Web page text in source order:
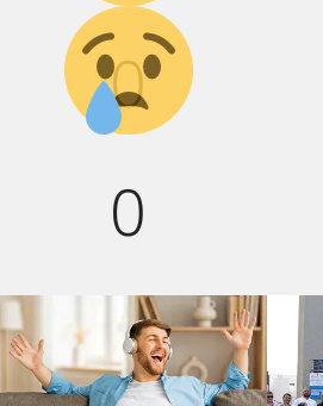
0
Грусть :(
0